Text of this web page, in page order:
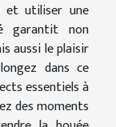
et utiliser une
garantit non
aussi le plaisir
dans ce
essentiels à
des moments